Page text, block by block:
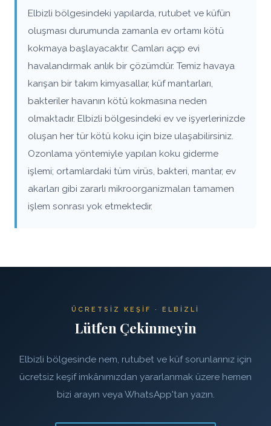
Elbizli bölgesindeki yapılarda, rutubet ve küfün
oluşması durumunda zamanla ev ortamı kötü
kokmaya başlayacaktır. Camları açıp evi
havalandırmak anlık bir çözümdür. Temiz havaya
karışan bir takım kimyasallar, küf mantarları,
bakteriler havanın kötü kokmasına neden
olmaktadır. Elbizli bölgesindeki ev ve işyerlerinizde
oluşan her tür kötü koku için bize ulaşabilirsiniz.
Ozonlama yöntemiyle yapılan koku giderme
işlemi; ortamlardaki tüm virüs, bakteri, mantar, ev
akarları gibi zararlı mikroorganizmaları tamamen
işlem sonrası yok etmektedir.
ÜCRETSIZ KEŞIF · ELBIZLI
Lütfen Çekinmeyin
Elbizli bölgesinde nem, rutubet ve küf sorunlarınız için
ücretsiz keşif imkânımızdan yararlanmak üzere hemen
bizi arayın veya WhatsApp'tan yazın.